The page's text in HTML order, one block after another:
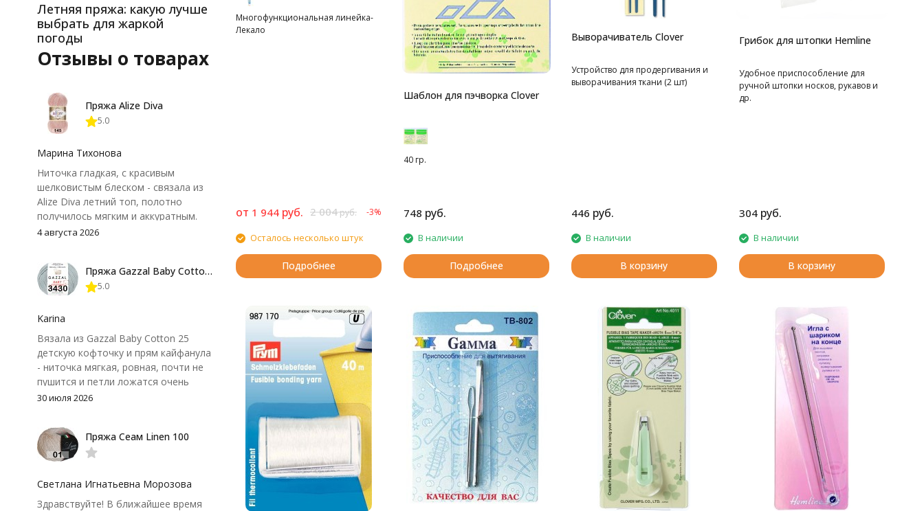
Многофункциональная линейка-
Лекало
от 1 944 руб. 2 004руб. -3%
Осталось несколько штук
Подробнее
Шаблон для пэчворка Clover
40 гр.
748 руб.
В наличии
Подробнее
Выворачиватель Clover
Устройство для продергивания и
выворачивания ткани (2 шт)
446 руб.
В наличии
В корзину
Грибок для штопки Hemline
Удобное приспособление для
ручной штопки носков, рукавов и
др.
304 руб.
В наличии
В корзину
Летняя пряжа: какую лучше
выбрать для жаркой
погоды
Отзывы о товарах
Пряжа Alize Diva
5.0
Марина Тихонова
Ниточка гладкая, с красивым
шелковистым блеском - связала из
Alize Diva летний топ, полотно
получилось мягким и аккуратным.
Петли хорошо видны, вяжется
нюанс - пряжа немного скользит и
иногда расслаивается, пришлось
крючок поудобнее.
4 августа 2026
Пряжа Gazzal Baby Cotton 25
5.0
Karina
Вязала из Gazzal Baby Cotton 25
детскую кофточку и прям кайфанула
- ниточка мягкая, ровная, почти не
пушится и петли ложатся очень
аккуратно. После стирки полотно
потеряло, цвет тоже не стал
тусклее. Единственный нюанс -
моточки маленькие, расход лучше
чуть-чуть не хватило))
30 июля 2026
Пряжа Сеам Linen 100
Светлана Игнатьевна Морозова
Здравствуйте! В ближайшее время